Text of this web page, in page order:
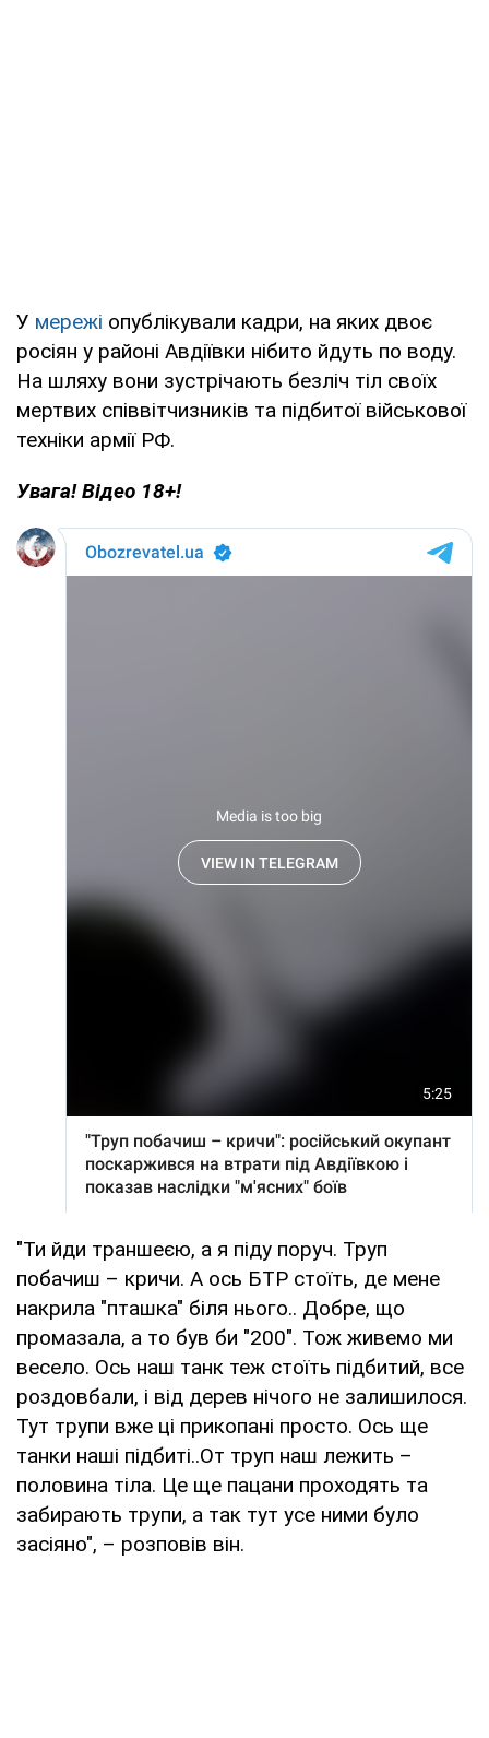
У мережі опублікували кадри, на яких двоє
росіян у районі Авдіївки нібито йдуть по воду.
На шляху вони зустрічають безліч тіл своїх
мертвих співвітчизників та підбитої військової
техніки армії РФ.
Увага! Відео 18+!
"Ти йди траншеєю, а я піду поруч. Труп
побачиш – кричи. А ось БТР стоїть, де мене
накрила "пташка" біля нього.. Добре, що
промазала, а то був би "200". Тож живемо ми
весело. Ось наш танк теж стоїть підбитий, все
роздовбали, і від дерев нічого не залишилося.
Тут трупи вже ці прикопані просто. Ось ще
танки наші підбиті..От труп наш лежить –
половина тіла. Це ще пацани проходять та
забирають трупи, а так тут усе ними було
засіяно", – розповів він.